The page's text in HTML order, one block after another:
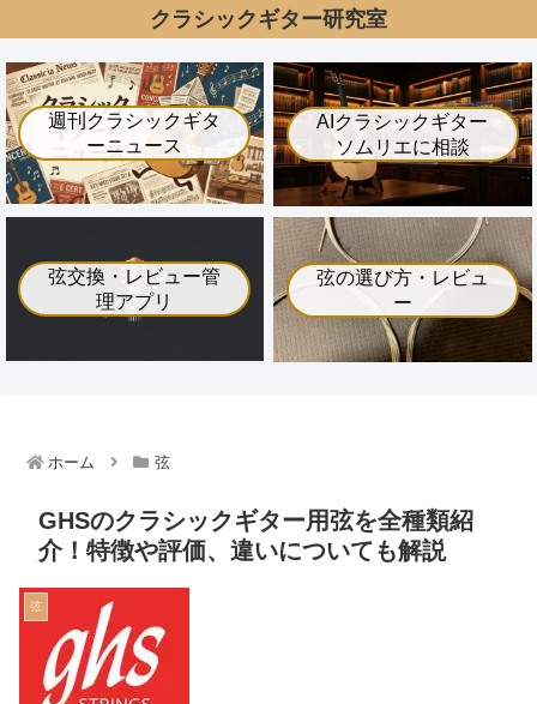
クラシックギター研究室
週刊クラシックギタ
ーニュース
AIクラシックギター
ソムリエに相談
弦交換・レビュー管
理アプリ
弦の選び方・レビュ
ー
ホーム 弦
GHSのクラシックギター用弦を全種類紹
介！特徴や評価、違いについても解説
弦